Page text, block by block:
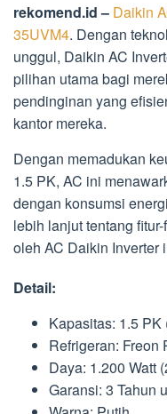
rekomend.id – Daikin
35UVM4. Dengan
unggul, Daikin AC
pilihan utama bagi
pendinginan yang
kantor mereka.
Dengan memadukan
1.5 PK, AC ini
dengan konsumsi
lebih lanjut tentang
oleh AC Daikin Inverter
Detail:
Kapasitas: 1.5 PK
Refrigeran: Freon
Daya: 1.200 Watt
Garansi: 3 Tahun